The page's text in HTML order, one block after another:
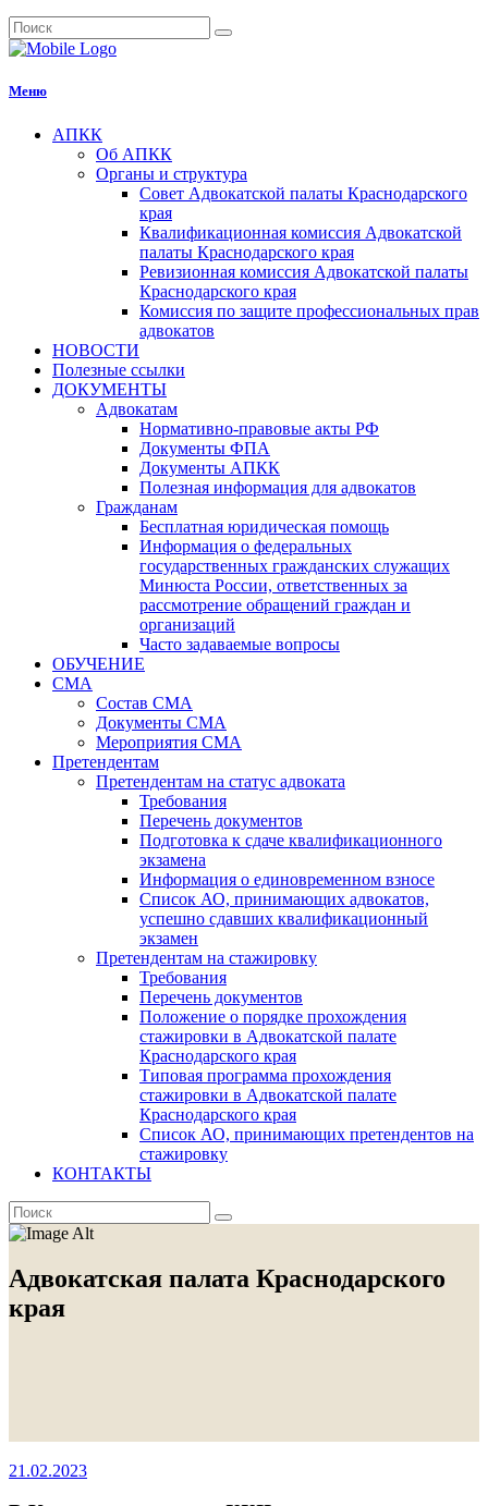
Меню
АПКК
Об АПКК
Органы и структура
Совет Адвокатской палаты Краснодарского
края
Квалификационная комиссия Адвокатской
палаты Краснодарского края
Ревизионная комиссия Адвокатской палаты
Краснодарского края
Комиссия по защите профессиональных прав
адвокатов
НОВОСТИ
Полезные ссылки
ДОКУМЕНТЫ
Адвокатам
Нормативно-правовые акты РФ
Документы ФПА
Документы АПКК
Полезная информация для адвокатов
Гражданам
Бесплатная юридическая помощь
Информация о федеральных
государственных гражданских служащих
Минюста России, ответственных за
рассмотрение обращений граждан и
организаций
Часто задаваемые вопросы
ОБУЧЕНИЕ
СМА
Состав СМА
Документы СМА
Мероприятия СМА
Претендентам
Претендентам на статус адвоката
Требования
Перечень документов
Подготовка к сдаче квалификационного
экзамена
Информация о единовременном взносе
Список АО, принимающих адвокатов,
успешно сдавших квалификационный
экзамен
Претендентам на стажировку
Требования
Перечень документов
Положение о порядке прохождения
стажировки в Адвокатской палате
Краснодарского края
Типовая программа прохождения
стажировки в Адвокатской палате
Краснодарского края
Список АО, принимающих претендентов на
стажировку
КОНТАКТЫ
Адвокатская палата Краснодарского
края
21.02.2023